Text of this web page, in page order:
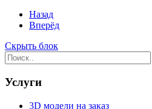
Назад
Вперёд
Скрыть блок
Услуги
3D модели на заказ